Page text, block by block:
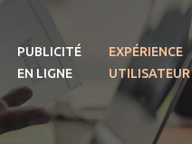
PUBLICITÉ
EN LIGNE
EXPÉRIENCE
UTILISATEUR